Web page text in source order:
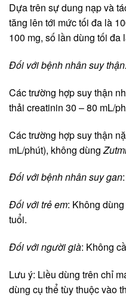
Dựa trên sự dung nạp và
tăng lên tới mức tối đa là
100 mg, số lần dùng tối đa
Đối với bệnh nhân suy
Các trường hợp suy thận
thải creatinin 30 – 80 mL/
Các trường hợp suy thận
mL/phút), không dùng
Đối với bệnh nhân suy gan
Đối với trẻ em: Không
tuổi.
Đối với người già: Không
Lưu ý: Liều dùng trên chỉ
dùng cụ thể tùy thuộc vào